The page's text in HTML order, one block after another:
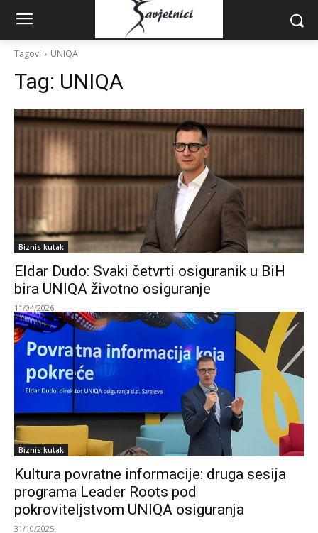
Tagovi UNIQA
Tag: UNIQA
Biznis kutak
Eldar Dudo: Svaki četvrti osiguranik u BiH
bira UNIQA životno osiguranje
11/04/2026
Biznis kutak
Kultura povratne informacije: druga sesija
programa Leader Roots pod
pokroviteljstvom UNIQA osiguranja
31/10/2025